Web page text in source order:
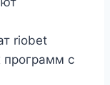
riobet
программ с